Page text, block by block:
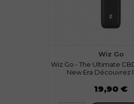
Wiz Go
Wiz Go - The Ultimate
New Era Découvrez
19,90 €